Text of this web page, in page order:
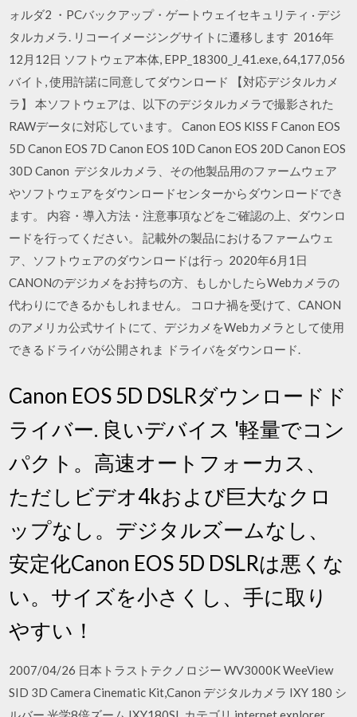
ォルダ2 ・PCバックアップ・ゲートウェイセキュリティ · デジ
タルカメラ. リコーイメージングサイトに遷移します 2016年
12月12日 ソフトウェア本体, EPP_18300_J_41.exe, 64,177,056
バイト, 使用許諾に同意してダウンロード 【対応デジタルカメ
ラ】 本ソフトウェアは、以下のデジタルカメラで撮影された
RAWデータに対応しています。 Canon EOS KISS F Canon EOS
5D Canon EOS 7D Canon EOS 10D Canon EOS 20D Canon EOS
30D Canon デジタルカメラ、その他製品用のファームウェア
やソフトウェアをダウンロードセンターからダウンロードでき
ます。 内容・導入方法・注意事項などをご確認の上、ダウンロ
ードを行ってください。 記載外の製品におけるファームウェ
ア、ソフトウェアのダウンロードは行っ 2020年6月1日
CANONのデジカメをお持ちの方、もしかしたらWebカメラの
代わりにできるかもしれません。 コロナ禍を受けて、CANON
のアメリカ公式サイトにて、デジカメをWebカメラとして使用
できるドライバが公開されま ドライバをダウンロード.
Canon EOS 5D DSLRダウンロードド
ライバー. 良いデバイス '軽量でコン
パクト。高速オートフォーカス、
ただしビデオ4kおよび巨大なクロ
ップなし。デジタルズームなし、
安定化Canon EOS 5D DSLRは悪くな
い。サイズを小さくし、手に取り
やすい！
2007/04/26 日本トラストテクノロジー WV3000K WeeView
SID 3D Camera Cinematic Kit,Canon デジタルカメラ IXY 180 シ